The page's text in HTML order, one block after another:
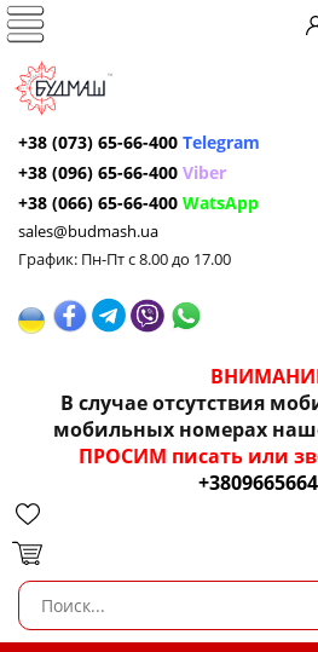
+38 (073) 65-66-400 Telegram
+38 (096) 65-66-400 Viber
+38 (066) 65-66-400 WatsApp
sales@budmash.ua
График: Пн-Пт с 8.00 до 17.00
В случае отсутствия
мобильных номерах
ПРОСИМ писать или